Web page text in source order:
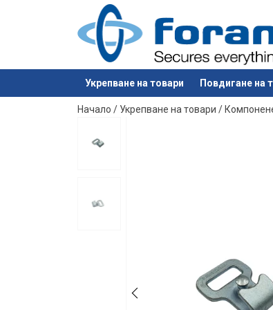
Укрепване на товари Повдигане на
е добавен към вашето запитване
Начало / Укрепване на товари /
Маркировка:
Покритие:
Стандарт: